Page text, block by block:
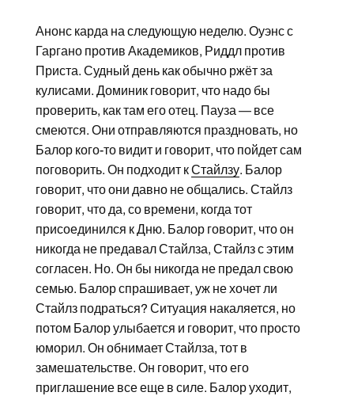
Анонс карда на следующую неделю. Оуэнс с
Гаргано против Академиков, Риддл против
Приста. Судный день как обычно ржёт за
кулисами. Доминик говорит, что надо бы
проверить, как там его отец. Пауза — все
смеются. Они отправляются праздновать, но
Балор кого-то видит и говорит, что пойдет сам
поговорить. Он подходит кСтайлзу. Балор
говорит, что они давно не общались. Стайлз
говорит, что да, со времени, когда тот
присоединился к Дню. Балор говорит, что он
никогда не предавал Стайлза, Стайлз с этим
согласен. Но. Он бы никогда не предал свою
семью. Балор спрашивает, уж не хочет ли
Стайлз подраться? Ситуация накаляется, но
потом Балор улыбается и говорит, что просто
юморил. Он обнимает Стайлза, тот в
замешательстве. Он говорит, что его
приглашение все еще в силе. Балор уходит,